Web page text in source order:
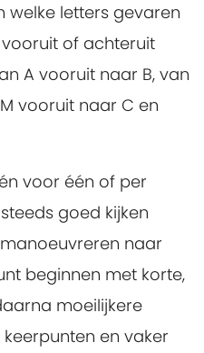
welke letters gevaren
of achteruit
A vooruit naar B, van
vooruit naar C en
voor één of per
goed kijken
naar
beginnen met korte,
moeilijkere
en vaker